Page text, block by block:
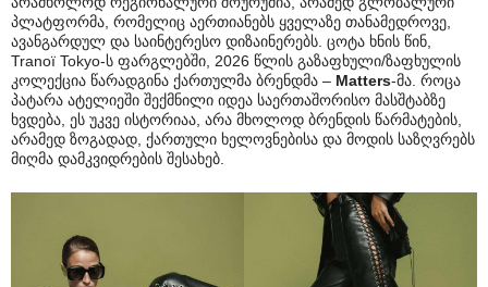
პლატფორმა, რომელიც აერთიანებს ყველაზე თანამედროვე,
ავანგარდულ და საინტერესო დიზაინერებს. ცოტა ხნის წინ,
Tranoï Tokyo-ს ფარგლებში, 2026 წლის გაზაფხული/ზაფხულის
კოლექცია წარადგინა ქართულმა ბრენდმა – Matters-მა. როცა
პატარა ატელიეში შექმნილი იდეა საერთაშორისო მასშტაბზე
ხვდება, ეს უკვე ისტორიაა, არა მხოლოდ ბრენდის წარმატების,
არამედ ზოგადად, ქართული ხელოვნებისა და მოდის საზღვრებს
მიღმა დამკვიდრების შესახებ.